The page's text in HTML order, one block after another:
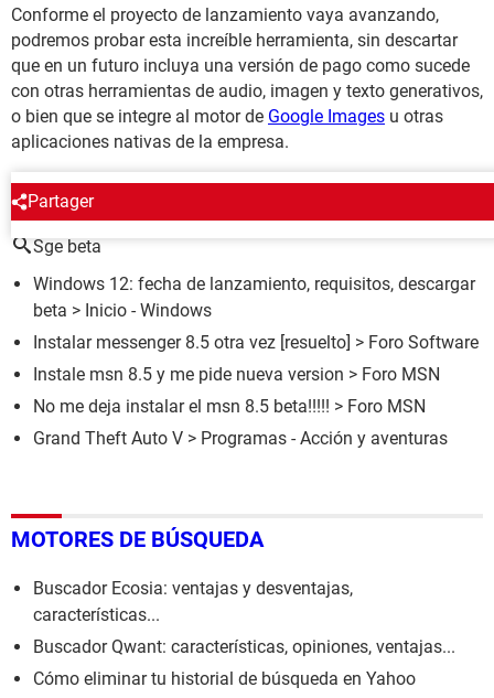
Conforme el proyecto de lanzamiento vaya avanzando,
podremos probar esta increíble herramienta, sin descartar
que en un futuro incluya una versión de pago como sucede
con otras herramientas de audio, imagen y texto generativos,
o bien que se integre al motor de Google Images u otras
aplicaciones nativas de la empresa.
Partager
ALREDEDOR DEL MISMO TEMA
Sge beta
Windows 12: fecha de lanzamiento, requisitos, descargar
beta > Inicio - Windows
Instalar messenger 8.5 otra vez [resuelto] > Foro Software
Instale msn 8.5 y me pide nueva version > Foro MSN
No me deja instalar el msn 8.5 beta!!!!! > Foro MSN
Grand Theft Auto V > Programas - Acción y aventuras
MOTORES DE BÚSQUEDA
Buscador Ecosia: ventajas y desventajas,
características...
Buscador Qwant: características, opiniones, ventajas...
Cómo eliminar tu historial de búsqueda en Yahoo